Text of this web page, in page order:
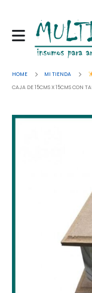
HOME MI TIENDA
CAJA DE 15CMS X 15CMS CON